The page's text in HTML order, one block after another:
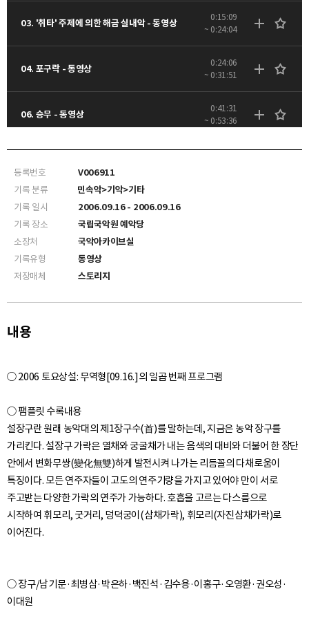
03. '취타' 주제에 의한 해금 실내악 - 동영상
0:15:09
~ 0:24:04
04. 포구락 - 동영상
0:24:06
~ 0:31:51
06. 승무 - 동영상
0:41:31
~ 0:53:36
0:53:38
등록번호
V006911
기록 분류
민속악>기악>기타
기록 일시
2006.09.16 - 2006.09.16
기록 장소
국립국악원 예악당
소장처
국악아카이브실
기록유형
동영상
저장매체
스토리지
내용
○ 2006 토요상설: 무역형[09.16.]의 일곱 번째 프로그램
○ 팸플릿 수록내용
설장구란 원래 농악대의 제1장구수(首)를 말하는데, 지금은 농악 장구를
가리킨다. 설장구 가락은 열채와 궁굴채가 내는 음색의 대비와 더불어 한 장단
안에서 변화무쌍(變化無雙)하게 발전시켜 나가는 리듬꼴의 다채로움이
특징이다. 모든 연주자들이 고도의 연주기량을 가지고 있어야 만이 서로
주고받는 다양한 가락의 연주가 가능하다. 호흡을 고르는 다스름으로
시작하여 휘모리, 굿거리, 덩덕궁이(삼채가락), 휘모리(자진삼채가락)로
○ 장구/남기문·최병삼·박은하·백진석·김수용·이홍구·오영환·권오성·